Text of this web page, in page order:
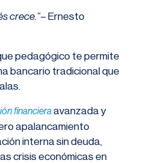
crece.”– Ernesto
pedagógico te permite
bancario tradicional que
financieraavanzada y
apalancamiento
interna sin deuda,
crisis económicas en